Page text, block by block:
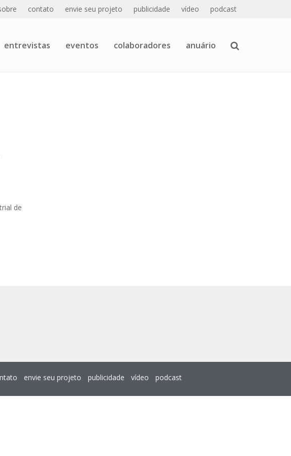
contato envie seu projeto publicidade vídeo podcast
entrevistas eventos colaboradores anuário
de
envie seu projeto publicidade vídeo podcast